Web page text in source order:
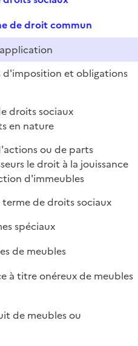
de droit commun
d'imposition et obligations
droits sociaux
en nature
ou de parts
le droit à la jouissance
d'immeubles
terme de droits sociaux
spéciaux
de meubles
à titre onéreux de meubles
de meubles ou